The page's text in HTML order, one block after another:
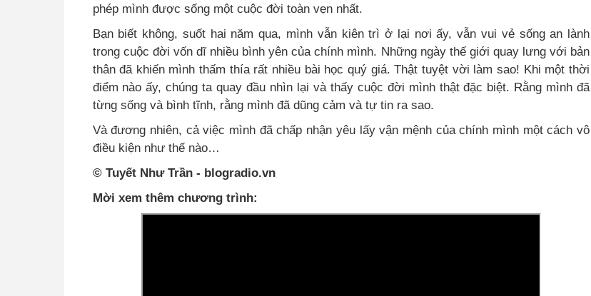
phép mình được sống một cuộc đời toàn vẹn nhất.
Bạn biết không, suốt hai năm qua, mình vẫn kiên trì ở lại nơi ấy, vẫn vui vẻ sống an lành
trong cuộc đời vốn dĩ nhiều bình yên của chính mình. Những ngày thế giới quay lưng với bản
thân đã khiến mình thấm thía rất nhiều bài học quý giá. Thật tuyệt vời làm sao! Khi một thời
điểm nào ấy, chúng ta quay đầu nhìn lại và thấy cuộc đời mình thật đặc biệt. Rằng mình đã
từng sống và bình tĩnh, rằng mình đã dũng cảm và tự tin ra sao.
Và đương nhiên, cả việc mình đã chấp nhận yêu lấy vận mệnh của chính mình một cách vô
điều kiện như thế nào…
© Tuyết Như Trần- blogradio.vn
Mời xem thêm chương trình: